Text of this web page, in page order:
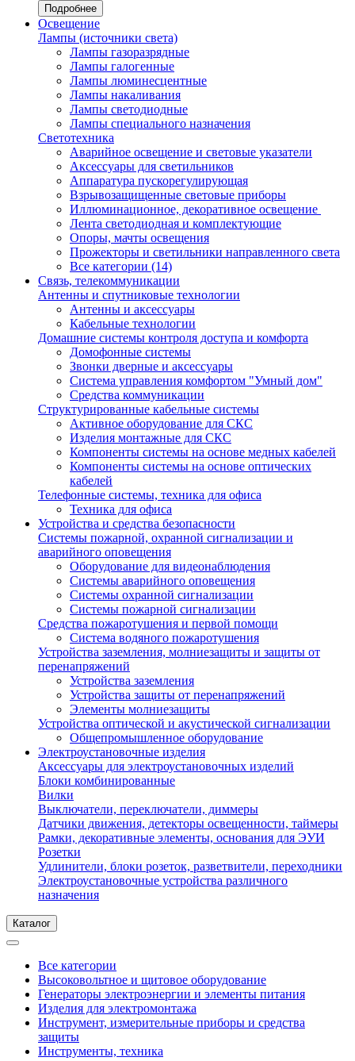
Подробнее
Освещение
Лампы (источники света)
Лампы газоразрядные
Лампы галогенные
Лампы люминесцентные
Лампы накаливания
Лампы светодиодные
Лампы специального назначения
Светотехника
Аварийное освещение и световые указатели
Аксессуары для светильников
Аппаратура пускорегулирующая
Взрывозащищенные световые приборы
Иллюминационное, декоративное освещение
Лента светодиодная и комплектующие
Опоры, мачты освещения
Прожекторы и светильники направленного света
Все категории (14)
Связь, телекоммуникации
Антенны и спутниковые технологии
Антенны и аксессуары
Кабельные технологии
Домашние системы контроля доступа и комфорта
Домофонные системы
Звонки дверные и аксессуары
Система управления комфортом "Умный дом"
Средства коммуникации
Структурированные кабельные системы
Активное оборудование для СКС
Изделия монтажные для СКС
Компоненты системы на основе медных кабелей
Компоненты системы на основе оптических
кабелей
Телефонные системы, техника для офиса
Техника для офиса
Устройства и средства безопасности
Системы пожарной, охранной сигнализации и
аварийного оповещения
Оборудование для видеонаблюдения
Системы аварийного оповещения
Системы охранной сигнализации
Системы пожарной сигнализации
Средства пожаротушения и первой помощи
Система водяного пожаротушения
Устройства заземления, молниезащиты и защиты от
перенапряжений
Устройства заземления
Устройства защиты от перенапряжений
Элементы молниезащиты
Устройства оптической и акустической сигнализации
Общепромышленное оборудование
Электроустановочные изделия
Аксессуары для электроустановочных изделий
Блоки комбинированные
Вилки
Выключатели, переключатели, диммеры
Датчики движения, детекторы освещенности, таймеры
Рамки, декоративные элементы, основания для ЭУИ
Розетки
Удлинители, блоки розеток, разветвители, переходники
Электроустановочные устройства различного
назначения
Каталог
Все категории
Высоковольтное и щитовое оборудование
Генераторы электроэнергии и элементы питания
Изделия для электромонтажа
Инструмент, измерительные приборы и средства
защиты
Инструменты, техника